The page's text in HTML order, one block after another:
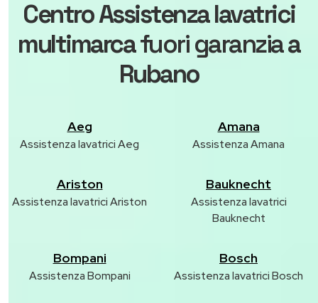
Centro Assistenza lavatrici
multimarcafuori garanziaa
Rubano
Aeg
Assistenza lavatrici Aeg
Amana
Assistenza Amana
Ariston
Assistenza lavatrici Ariston
Bauknecht
Assistenza lavatrici
Bauknecht
Bompani
Assistenza Bompani
Bosch
Assistenza lavatrici Bosch